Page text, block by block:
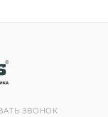
ЗВОНОК